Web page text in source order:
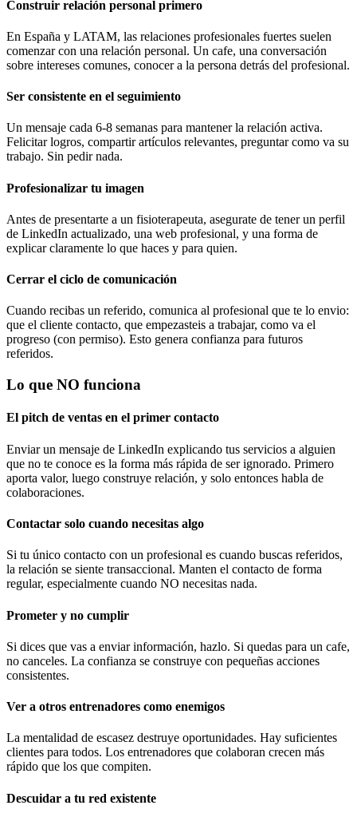
Construir relación personal primero
En España y LATAM, las relaciones profesionales fuertes suelen
comenzar con una relación personal. Un cafe, una conversación
sobre intereses comunes, conocer a la persona detrás del profesional.
Ser consistente en el seguimiento
Un mensaje cada 6-8 semanas para mantener la relación activa.
Felicitar logros, compartir artículos relevantes, preguntar como va su
trabajo. Sin pedir nada.
Profesionalizar tu imagen
Antes de presentarte a un fisioterapeuta, asegurate de tener un perfil
de LinkedIn actualizado, una web profesional, y una forma de
explicar claramente lo que haces y para quien.
Cerrar el ciclo de comunicación
Cuando recibas un referido, comunica al profesional que te lo envio:
que el cliente contacto, que empezasteis a trabajar, como va el
progreso (con permiso). Esto genera confianza para futuros
referidos.
Lo que NO funciona
El pitch de ventas en el primer contacto
Enviar un mensaje de LinkedIn explicando tus servicios a alguien
que no te conoce es la forma más rápida de ser ignorado. Primero
aporta valor, luego construye relación, y solo entonces habla de
colaboraciones.
Contactar solo cuando necesitas algo
Si tu único contacto con un profesional es cuando buscas referidos,
la relación se siente transaccional. Manten el contacto de forma
regular, especialmente cuando NO necesitas nada.
Prometer y no cumplir
Si dices que vas a enviar información, hazlo. Si quedas para un cafe,
no canceles. La confianza se construye con pequeñas acciones
consistentes.
Ver a otros entrenadores como enemigos
La mentalidad de escasez destruye oportunidades. Hay suficientes
clientes para todos. Los entrenadores que colaboran crecen más
rápido que los que compiten.
Descuidar a tu red existente